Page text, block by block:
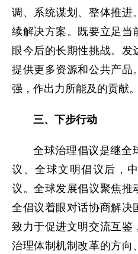
调、系统谋划、整体推进
续解决方案。既要立足当
眼今后的长期性挑战。发
提供更多资源和公共产品
强，作出力所能及的贡献。
三、下步行动
全球治理倡议是继全
议、全球文明倡议后，
议。全球发展倡议聚焦推
全倡议着眼对话协商解决
致力于促进文明交流互鉴
治理体制机制改革的方向